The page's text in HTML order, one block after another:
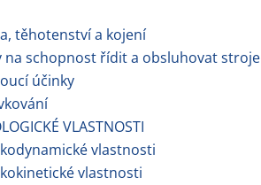
těhotenství a kojení
na schopnost řídit a obsluhovat stroje
účinky
VLASTNOSTI
vlastnosti
vlastnosti